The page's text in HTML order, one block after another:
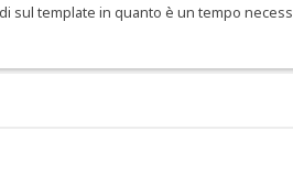
sul template in quanto è un tempo